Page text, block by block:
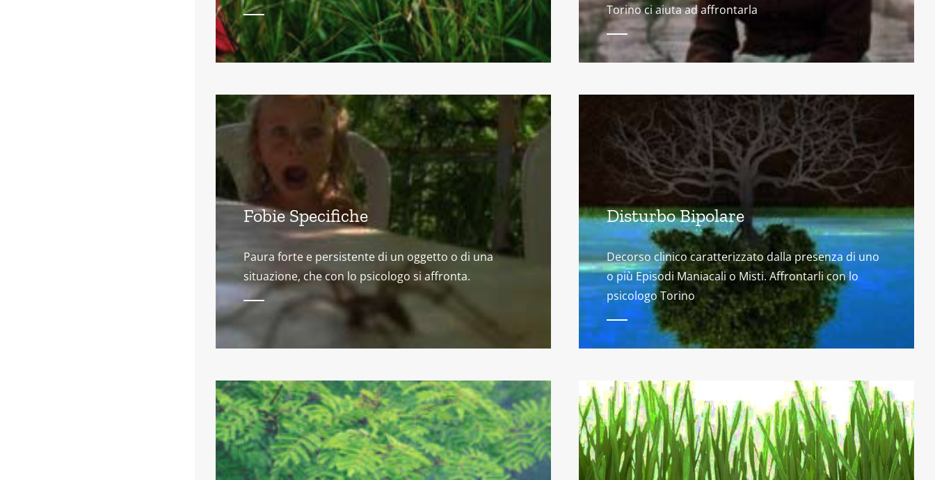
Torino ci aiuta ad affrontarla
Fobie Specifiche
Paura forte e persistente di un oggetto o di una
situazione, che con lo psicologo si affronta.
Disturbo Bipolare
Decorso clinico caratterizzato dalla presenza di uno
o più Episodi Maniacali o Misti. Affrontarli con lo
psicologo Torino